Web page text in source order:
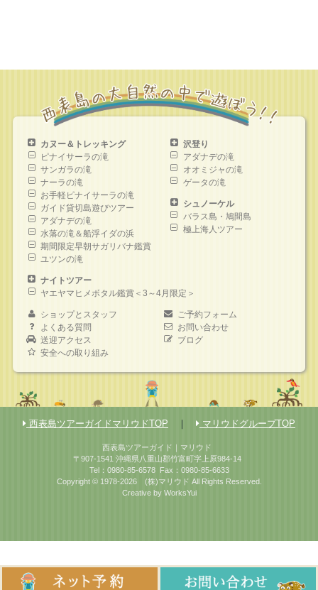
カヌー＆トレッキング
ピナイサーラの滝
サンガラの滝
ナーラの滝
お手軽ピナイサーラの滝
ガイド貸切島遊びツアー
アダナデの滝
水落の滝＆船浮イダの浜
期間限定早朝サガリバナ鑑賞
ユツンの滝
沢登り
アダナデの滝
オオミジャの滝
ゲータの滝
シュノーケル
バラス島・鳩間島
極上海人ツアー
ナイトツアー
ヤエヤマヒメボタル鑑賞＜3～4月限定＞
ショップとスタッフ
よくある質問
送迎アクセス
安全への取り組み
ご予約フォーム
お問い合わせ
ブログ
西表島ツアーガイドマリウドTOP ｜ マリウドグループTOP
西表島ツアーガイド｜マリウド
〒907-1541 沖縄県八重山郡竹富町字上原984-14
Tel：0980-85-6578Fax：0980-85-6633
Copyright © 1978-2026 (株)マリウド All Rights Reserved.
Creative by WorksYui